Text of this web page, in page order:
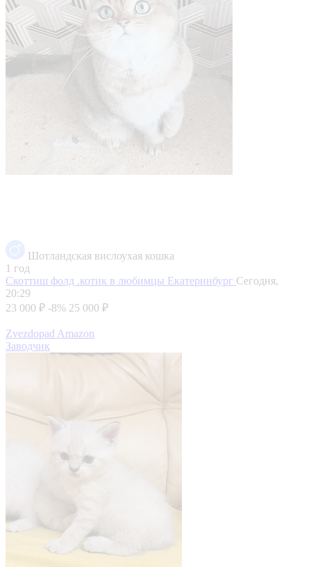
Шотландская вислоухая кошка
1 год
Скоттиш фолд .котик в любимцы Екатеринбург Сегодня,
20:29
23 000 ₽ -8% 25 000 ₽
Zvezdopad Amazon
Заводчик